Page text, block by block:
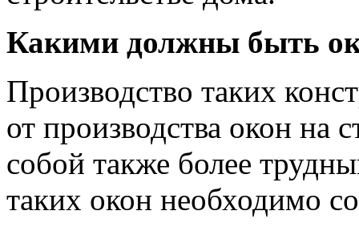
Какими должны быть
Производство таких
от производства окон на
собой также более
таких окон необходимо